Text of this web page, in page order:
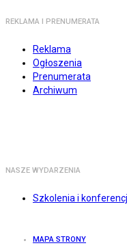
REKLAMA I PRENUMERATA
Reklama
Ogłoszenia
Prenumerata
Archiwum
NASZE WYDARZENIA
Szkolenia i
MAPA STRONY